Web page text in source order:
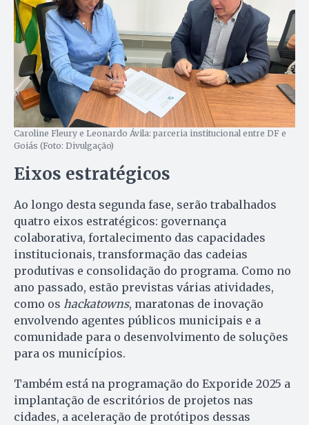
Caroline Fleury e Leonardo Ávila: parceria institucional entre DF e
Goiás (Foto: Divulgação)
Eixos estratégicos
Ao longo desta segunda fase, serão trabalhados
quatro eixos estratégicos: governança
colaborativa, fortalecimento das capacidades
institucionais, transformação das cadeias
produtivas e consolidação do programa. Como no
ano passado, estão previstas várias atividades,
como os hackatowns, maratonas de inovação
envolvendo agentes públicos municipais e a
comunidade para o desenvolvimento de soluções
para os municípios.
Também está na programação do Exporide 2025 a
implantação de escritórios de projetos nas
cidades, a aceleração de protótipos dessas